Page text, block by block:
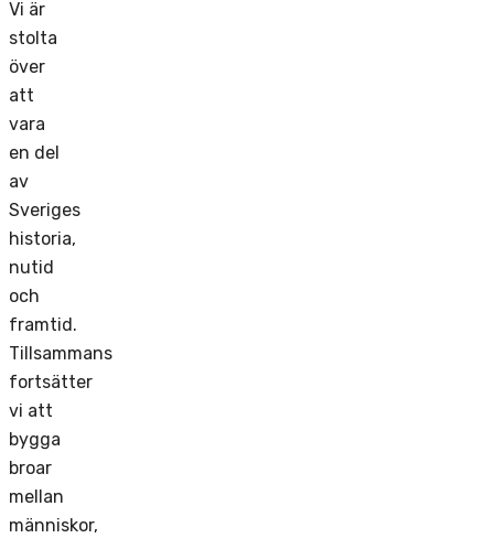
Vi är
stolta
över
att
vara
en del
av
Sveriges
historia,
nutid
och
framtid.
Tillsammans
fortsätter
vi att
bygga
broar
mellan
människor,